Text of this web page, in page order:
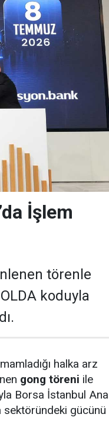
İşlem
törenle
koduyla
halka arz
gong töreni ile
Borsa İstanbul Ana
sektöründeki gücünü